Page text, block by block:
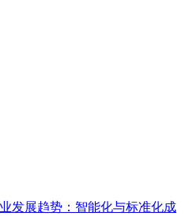
发展趋势：智能化与标准化成